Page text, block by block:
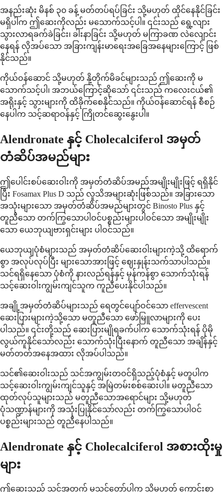
အနည်းဆုံး မိနစ် ၃၀ ခန့် မတ်တပ်ရပ်ခြင်း သို့မဟုတ် ထိုင်နေနိုင်ခြင်း
မရှိပါက ဤဆေးကိုလည်း မသောက်သင့်ပါ။ ၎င်းသည် ရွေ့လျား
သွားလာရခက်ခဲခြင်း၊ ခါးနာခြင်း သို့မဟုတ် မကြာခဏ လဲလျောင်း
နေရန် လိုအပ်သော အခြားကျန်းမာရေးအခြေအနေများကြောင့် ဖြစ်
နိုင်သည်။
ကိုယ်ဝန်ဆောင် သို့မဟုတ် နို့တိုက်မိခင်များသည် ဤဆေးကို မ
သောက်သင့်ပါ၊ အဘယ်ကြောင့်ဆိုသော် ၎င်းသည် ကလေးငယ်၏
အရိုးနှင့် သွားများကို ထိခိုက်စေနိုင်သည်။ ကိုယ်ဝန်ဆောင်ရန် စီစဉ်
နေပါက သင့်ဆရာဝန်နှင့် ကြိုတင်ဆွေးနွေးပါ။
Alendronate နှင့် Cholecalciferol အမှတ်
တံဆိပ်အမည်များ
ဤပေါင်းစပ်ဆေးဝါးကို အမှတ်တံဆိပ်အမည်အမျိုးမျိုးဖြင့် ရရှိနိုင်
ပြီး Fosamax Plus D သည် လူသိအများဆုံးဖြစ်သည်။ အခြားသော
အသုံးများသော အမှတ်တံဆိပ်အမည်များတွင် Binosto Plus နှင့်
တူညီသော တက်ကြွသောပါဝင်ပစ္စည်းများပါဝင်သော အမျိုးမျိုး
သော ယေဘုယျဗားရှင်းများ ပါဝင်သည်။
ယေဘုယျပုံစံများသည် အမှတ်တံဆိပ်ဆေးဝါးများကဲ့သို့ ထိရောက်
စွာ အလုပ်လုပ်ပြီး များသောအားဖြင့် ဈေးနှုန်းသက်သာပါသည်။
သင်ရရှိနေသော ပုံစံကို နားလည်ရန်နှင့် မှန်ကန်စွာ သောက်သုံးရန်
သင့်ဆေးဝါးကျွမ်းကျင်သူက ကူညီပေးနိုင်ပါသည်။
အချို့အမှတ်တံဆိပ်များသည် ရေတွင်ပျော်ဝင်သော effervescent
ဆေးပြားများကဲ့သို့သော မတူညီသော ဖော်မြူလာများကို ပေး
ပါသည်။ ၎င်းတို့သည် ဆေးပြားမျိုရခက်ပါက သောက်သုံးရန် ပိုမို
လွယ်ကူနိုင်သော်လည်း သောက်သုံးပြီးနောက် တူညီသော အချိန်နှင့်
မတ်တတ်အနေအထား လိုအပ်ပါသည်။
သင်၏ဆေးဝါးသည် သင်အကျွမ်းတဝင်ရှိသည့်ပုံစံနှင့် မတူပါက
သင့်ဆေးဝါးကျွမ်းကျင်သူနှင့် အမြဲတမ်းစစ်ဆေးပါ။ မတူညီသော
ထုတ်လုပ်သူများသည် မတူညီသောအရောင်များ သို့မဟုတ်
ပုံသဏ္ဍာန်များကို အသုံးပြုနိုင်သော်လည်း တက်ကြွသောပါဝင်
ပစ္စည်းများသည် တူညီနေပါသည်။
Alendronate နှင့် Cholecalciferol အစားထိုးမှု
များ
ဤဆေးသည် သင့်အတွက် မသင့်တော်ပါက သို့မဟုတ် ကောင်းစွာ